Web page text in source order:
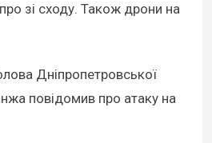
зі сходу. Також дрони на
Дніпропетровської
повідомив про атаку на